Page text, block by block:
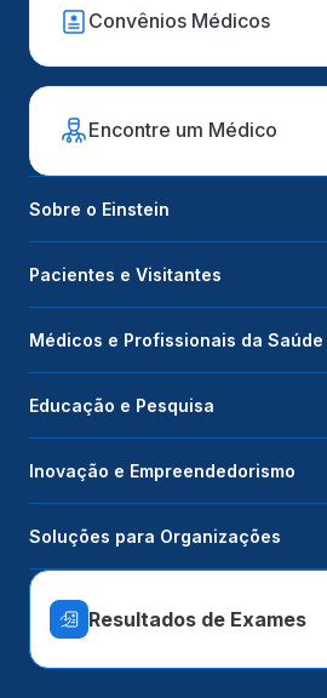
Convênios Médicos
Encontre um Médico
Sobre o Einstein
Pacientes e Visitantes
Médicos e Profissionais da Saúde
Educação e Pesquisa
Inovação e Empreendedorismo
Soluções para Organizações
Resultados de Exames